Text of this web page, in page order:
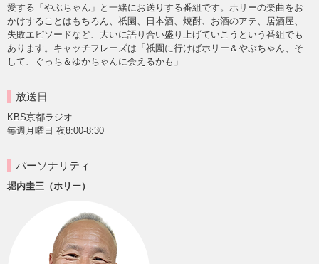
愛する「やぶちゃん」と一緒にお送りする番組です。ホリーの楽曲をお
かけすることはもちろん、祇園、日本酒、焼酎、お酒のアテ、居酒屋、
失敗エピソードなど、大いに語り合い盛り上げていこうという番組でも
あります。キャッチフレーズは「祇園に行けばホリー＆やぶちゃん、そ
して、ぐっち＆ゆかちゃんに会えるかも」
放送日
KBS京都ラジオ
毎週月曜日 夜8:00-8:30
パーソナリティ
堀内圭三（ホリー）